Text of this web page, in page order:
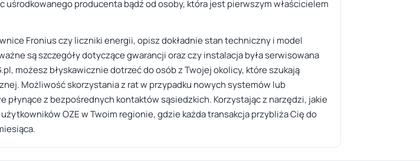
producenta bądź od osoby, która jest pierwszym właścicielem
Fronius czy liczniki energii, opisz dokładnie stan techniczny i model
są szczegóły dotyczące gwarancji oraz czy instalacja była serwisowana
możesz błyskawicznie dotrzeć do osób z Twojej okolicy, które szukają
Możliwość skorzystania z rat w przypadku nowych systemów lub
z bezpośrednych kontaktów sąsiedzkich. Korzystając z narzędzi, jakie
OZE w Twoim regionie, gdzie każda transakcja przybliża Cię do